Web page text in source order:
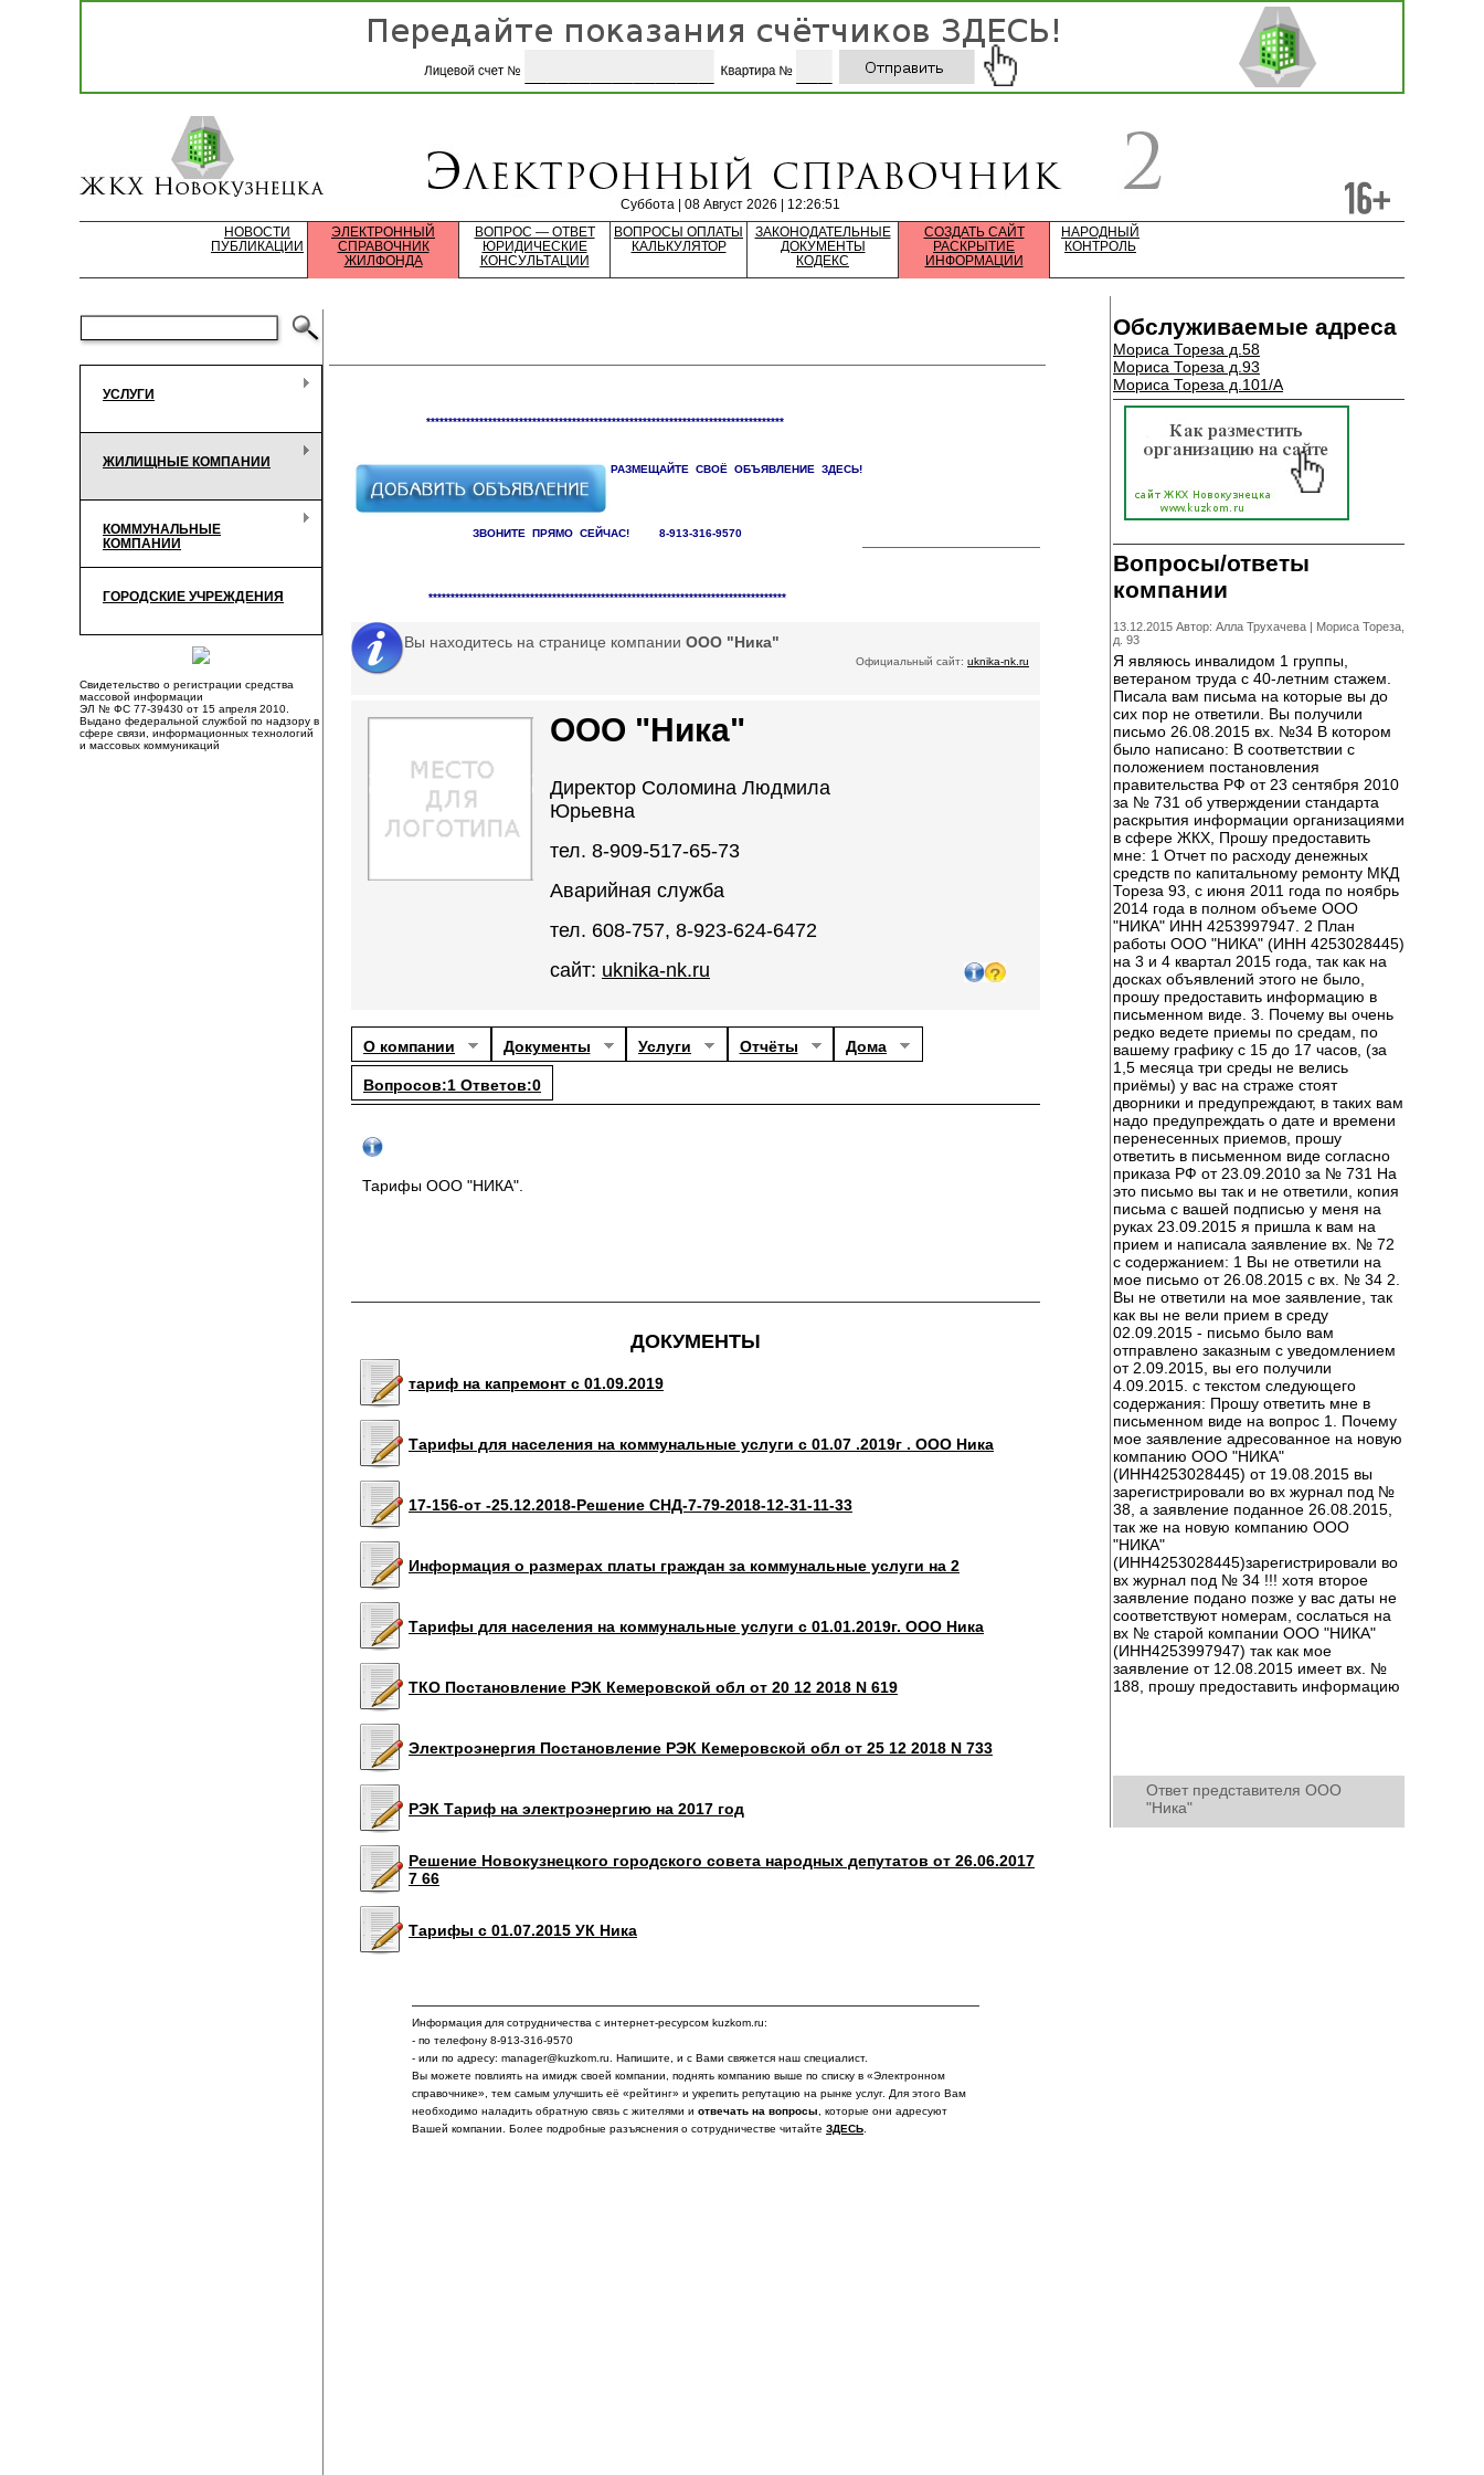
Суббота | 08 Август 2026 | 12:26:51
НОВОСТИ
ПУБЛИКАЦИИ
ЭЛЕКТРОННЫЙ
СПРАВОЧНИК
ЖИЛФОНДА
ВОПРОС — ОТВЕТ
ЮРИДИЧЕСКИЕ
КОНСУЛЬТАЦИИ
ВОПРОСЫ ОПЛАТЫ
КАЛЬКУЛЯТОР
ЗАКОНОДАТЕЛЬНЫЕ
ДОКУМЕНТЫ
КОДЕКС
СОЗДАТЬ САЙТ
РАСКРЫТИЕ
ИНФОРМАЦИИ
НАРОДНЫЙ
КОНТРОЛЬ
УСЛУГИ
ЖИЛИЩНЫЕ КОМПАНИИ
КОММУНАЛЬНЫЕ
КОМПАНИИ
ГОРОДСКИЕ УЧРЕЖДЕНИЯ
Свидетельство о регистрации средства
массовой информации
ЭЛ № ФС 77-39430 от 15 апреля 2010.
Выдано федеральной службой по надзору в
сфере связи, информационных технологий
и массовых коммуникаций
*********************************************************************************
РАЗМЕЩАЙТЕ СВОЁ ОБЪЯВЛЕНИЕ ЗДЕСЬ!
ЗВОНИТЕ ПРЯМО СЕЙЧАС! 8-913-316-9570
*********************************************************************************
Вы находитесь на странице компании ООО "Ника"
Официальный сайт: uknika-nk.ru
ООО "Ника"
Директор Соломина Людмила
Юрьевна
тел. 8-909-517-65-73
Аварийная служба
тел. 608-757, 8-923-624-6472
сайт: uknika-nk.ru
О компании Документы Услуги Отчёты Дома
Вопросов:1 Ответов:0
Тарифы ООО "НИКА".
ДОКУМЕНТЫ
тариф на капремонт с 01.09.2019
Тарифы для населения на коммунальные услуги с 01.07 .2019г . ООО Ника
17-156-от -25.12.2018-Решение СНД-7-79-2018-12-31-11-33
Информация о размерах платы граждан за коммунальные услуги на 2
Тарифы для населения на коммунальные услуги с 01.01.2019г. ООО Ника
ТКО Постановление РЭК Кемеровской обл от 20 12 2018 N 619
Электроэнергия Постановление РЭК Кемеровской обл от 25 12 2018 N 733
РЭК Тариф на электроэнергию на 2017 год
Решение Новокузнецкого городского совета народных депутатов от 26.06.2017
7 66
Тарифы c 01.07.2015 УК Ника
Информация для сотрудничества с интернет-ресурсом kuzkom.ru:
- по телефону 8-913-316-9570
- или по адресу: manager@kuzkom.ru. Напишите, и с Вами свяжется наш специалист.
Вы можете повлиять на имидж своей компании, поднять компанию выше по списку в «Электронном
справочнике», тем самым улучшить её «рейтинг» и укрепить репутацию на рынке услуг. Для этого Вам
необходимо наладить обратную связь с жителями и отвечать на вопросы , которые они адресуют
Вашей компании. Более подробные разъяснения о сотрудничестве читайте ЗДЕСЬ
Обслуживаемые адреса
Мориса Тореза д.58
Мориса Тореза д.93
Мориса Тореза д.101/А
Вопросы/ответы
компании
13.12.2015 Автор: Алла Трухачева | Мориса Тореза,
д. 93
Я являюсь инвалидом 1 группы,
ветераном труда с 40-летним стажем.
Писала вам письма на которые вы до
сих пор не ответили. Вы получили
письмо 26.08.2015 вх. №34 В котором
было написано: В соответствии с
положением постановления
правительства РФ от 23 сентября 2010
за № 731 об утверждении стандарта
раскрытия информации организациями
в сфере ЖКХ, Прошу предоставить
мне: 1 Отчет по расходу денежных
средств по капитальному ремонту МКД
Тореза 93, с июня 2011 года по ноябрь
2014 года в полном объеме ООО
"НИКА" ИНН 4253997947. 2 План
работы ООО "НИКА" (ИНН 4253028445)
на 3 и 4 квартал 2015 года, так как на
досках объявлений этого не было,
прошу предоставить информацию в
письменном виде. 3. Почему вы очень
редко ведете приемы по средам, по
вашему графику с 15 до 17 часов, (за
1,5 месяца три среды не велись
приёмы) у вас на страже стоят
дворники и предупреждают, в таких вам
надо предупреждать о дате и времени
перенесенных приемов, прошу
ответить в письменном виде согласно
приказа РФ от 23.09.2010 за № 731 На
это письмо вы так и не ответили, копия
письма с вашей подписью у меня на
руках 23.09.2015 я пришла к вам на
прием и написала заявление вх. № 72
с содержанием: 1 Вы не ответили на
мое письмо от 26.08.2015 с вх. № 34 2.
Вы не ответили на мое заявление, так
как вы не вели прием в среду
02.09.2015 - письмо было вам
отправлено заказным с уведомлением
от 2.09.2015, вы его получили
4.09.2015. с текстом следующего
содержания: Прошу ответить мне в
письменном виде на вопрос 1. Почему
мое заявление адресованное на новую
компанию ООО "НИКА"
(ИНН4253028445) от 19.08.2015 вы
зарегистрировали во вх журнал под №
38, а заявление поданное 26.08.2015,
так же на новую компанию ООО
"НИКА"
(ИНН4253028445)зарегистрировали во
вх журнал под № 34 !!! хотя второе
заявление подано позже у вас даты не
соответствуют номерам, сослаться на
вх № старой компании ООО "НИКА"
(ИНН4253997947) так как мое
заявление от 12.08.2015 имеет вх. №
188, прошу предоставить информацию
Ответ представителя ООО
"Ника"